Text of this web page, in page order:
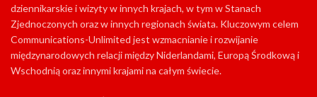
dziennikarskie i wizyty w innych krajach, w tym w Stanach
Zjednoczonych oraz w innych regionach świata. Kluczowym celem
Communications-Unlimited jest wzmacnianie i rozwijanie
międzynarodowych relacji między Niderlandami, Europą Środkową i
Wschodnią oraz innymi krajami na całym świecie.